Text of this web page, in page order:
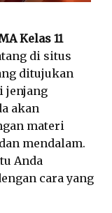
Kelas 11
di situs
ditujukan
jenjang
akan
materi
mendalam.
Anda
cara yang